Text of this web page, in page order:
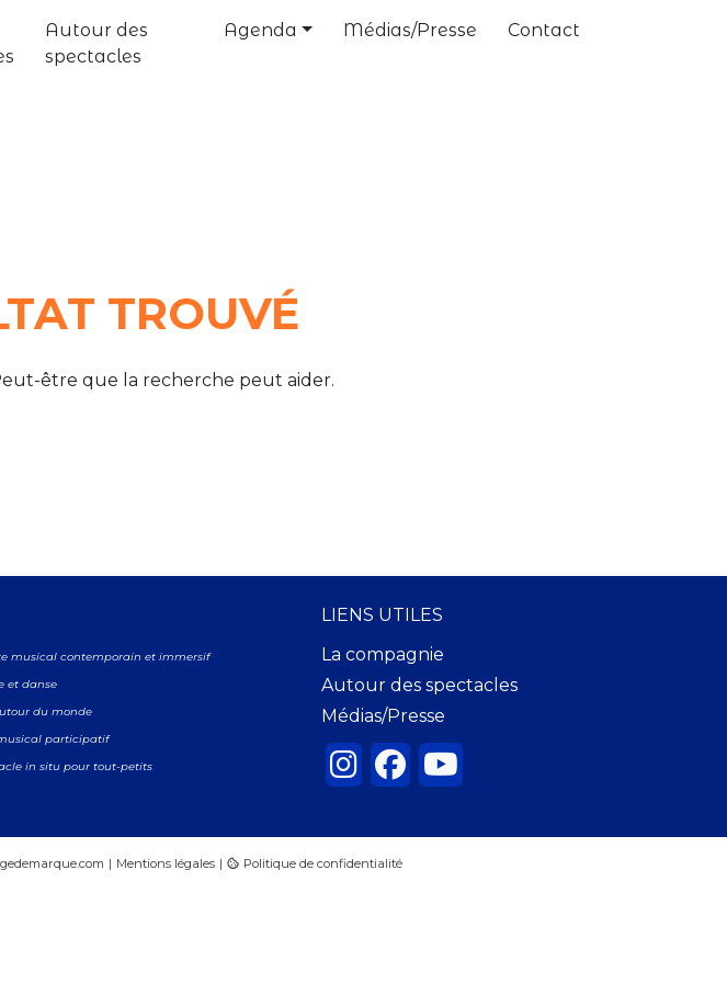
Autour des
spectacles
Agenda Médias/Presse Contact
TROUVÉ
être que la recherche peut aider.
musical contemporain et immersif
et danse
du monde
participatif
in situ pour tout-petits
LIENS UTILES
La compagnie
Autour des spectacles
Médias/Presse
| Mentions légales | Politique de confidentialité